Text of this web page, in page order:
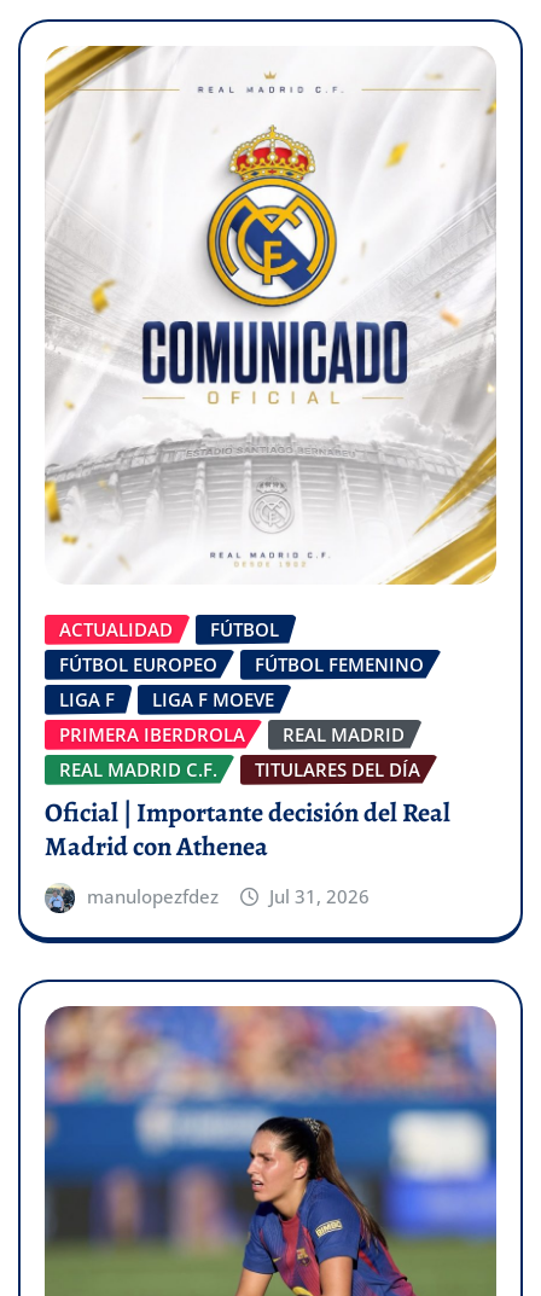
ACTUALIDAD
FÚTBOL
FÚTBOL EUROPEO
FÚTBOL FEMENINO
LIGA F
LIGA F MOEVE
PRIMERA IBERDROLA
REAL MADRID
REAL MADRID C.F.
TITULARES DEL DÍA
Oficial | Importante decisión del Real
Madrid con Athenea
manulopezfdez Jul 31, 2026